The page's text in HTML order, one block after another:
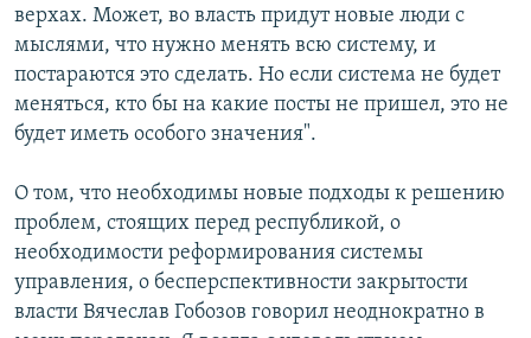
верхах. Может, во власть придут новые люди с
мыслями, что нужно менять всю систему, и
постараются это сделать. Но если система не будет
меняться, кто бы на какие посты не пришел, это не
будет иметь особого значения".
О том, что необходимы новые подходы к решению
проблем, стоящих перед республикой, о
необходимости реформирования системы
управления, о бесперспективности закрытости
власти Вячеслав Гобозов говорил неоднократно в